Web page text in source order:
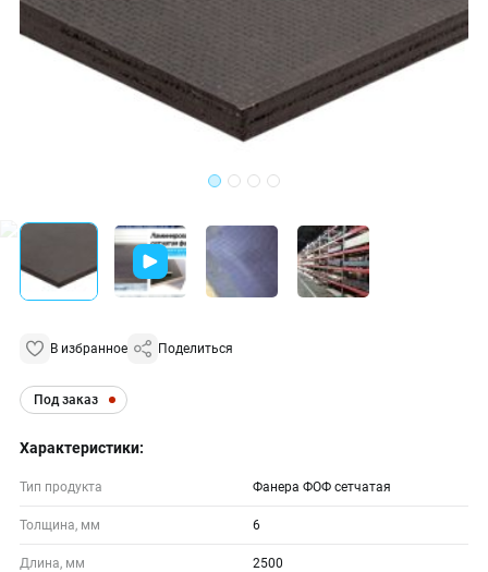
В избранное Поделиться
Под заказ
Характеристики:
Тип продукта Фанера ФОФ сетчатая
Толщина, мм 6
Длина, мм 2500